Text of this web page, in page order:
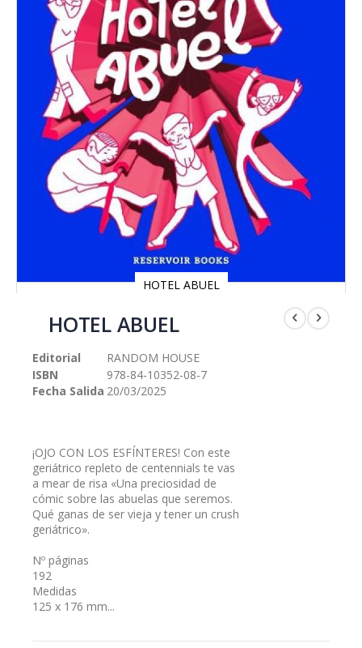
HOTEL ABUEL
comienzo
galería
HOTEL ABUEL
Editorial
RANDOM HOUSE
ISBN
978-84-10352-08-7
Fecha Salida 20/03/2025
¡OJO CON LOS ESFÍNTERES! Con este
geriátrico repleto de centennials te vas
a mear de risa «Una preciosidad de
cómic sobre las abuelas que seremos.
Qué ganas de ser vieja y tener un crush
geriátrico».
Nº páginas
192
Medidas
125 x 176 mm...